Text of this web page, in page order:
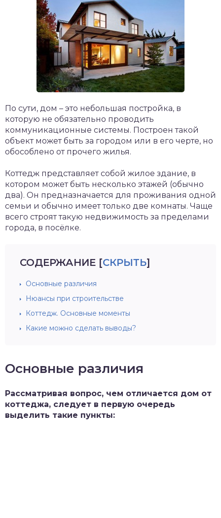
По сути, дом – это небольшая постройка, в
которую не обязательно проводить
коммуникационные системы. Построен такой
объект может быть за городом или в его черте, но
обособлено от прочего жилья.
Коттедж представляет собой жилое здание, в
котором может быть несколько этажей (обычно
два). Он предназначается для проживания одной
семьи и обычно имеет только две комнаты. Чаще
всего строят такую недвижимость за пределами
города, в посёлке.
СОДЕРЖАНИЕ [СКРЫТЬ]
Основные различия
Нюансы при строительстве
Коттедж. Основные моменты
Какие можно сделать выводы?
Основные различия
Рассматривая вопрос, чем отличается дом от
коттеджа, следует в первую очередь
выделить такие пункты: